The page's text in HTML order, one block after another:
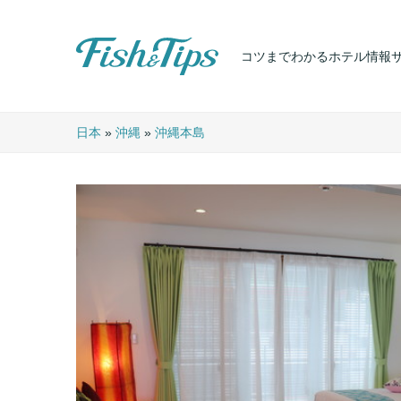
コツまでわかるホテル情報
日本 » 沖縄 » 沖縄本島